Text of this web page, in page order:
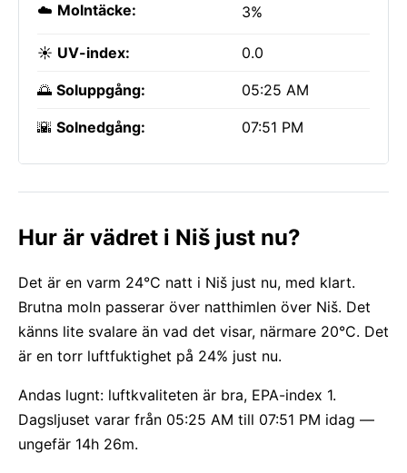
☁️ Molntäcke: 3%
☀️ UV-index: 0.0
🌅 Soluppgång: 05:25 AM
🌇 Solnedgång: 07:51 PM
Hur är vädret i Niš just nu?
Det är en varm 24°C natt i Niš just nu, med klart.
Brutna moln passerar över natthimlen över Niš. Det
känns lite svalare än vad det visar, närmare 20°C. Det
är en torr luftfuktighet på 24% just nu.
Andas lugnt: luftkvaliteten är bra, EPA-index 1.
Dagsljuset varar från 05:25 AM till 07:51 PM idag —
ungefär 14h 26m.